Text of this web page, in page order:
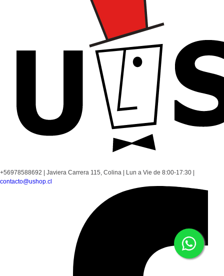
+56978588692 | Javiera Carrera 115, Colina | Lun a Vie de 8:00-17:30 |
contacto@ushop.cl